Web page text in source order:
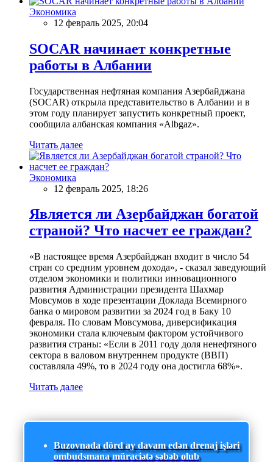
Экономика
12 февраль 2025, 20:04
SOCAR начинает конкретные
работы в Албании
Государственная нефтяная компания Азербайджана
(SOCAR) открыла представительство в Албании и в
этом году планирует запустить конкретный проект,
сообщила албанская компания «Albgaz».
Читать далее
Экономика
12 февраль 2025, 18:26
Является ли Азербайджан богатой
страной? Что насчет ее граждан?
«В настоящее время Азербайджан входит в число 54
стран со средним уровнем дохода», - сказал заведующий
отделом экономики и политики инновационного
развития Администрации президента Шахмар
Мовсумов в ходе презентации Доклада Всемирного
банка о мировом развитии за 2024 год в Баку 10
февраля. По словам Мовсумова, диверсификация
экономики стала ключевым фактором устойчивого
развития страны: «Если в 2011 году доля ненефтяного
сектора в валовом внутреннем продукте (ВВП)
составляла 49%, то в 2024 году она достигла 68%».
Читать далее
Buzovnada dörd ay davam edən drenaj işləri
ombudsmana müraciətə səbəb olub